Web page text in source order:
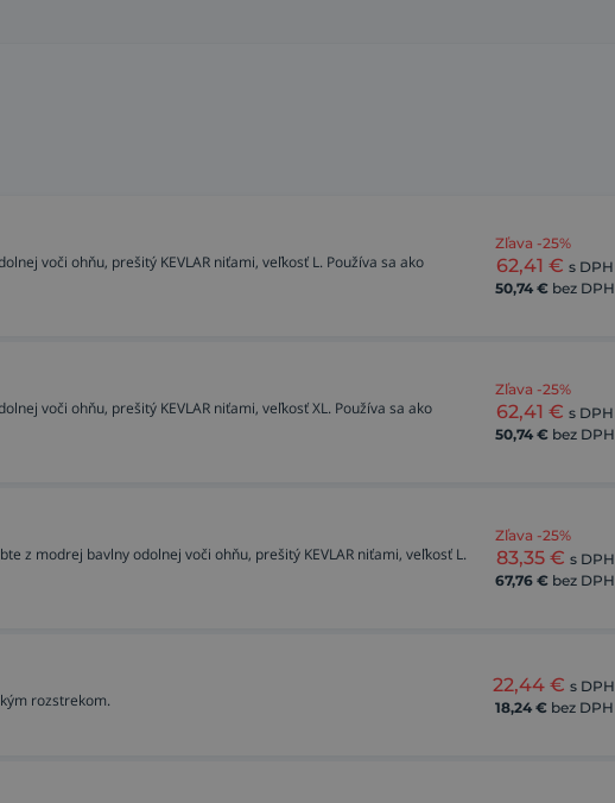
voči ohňu, prešitý KEVLAR niťami, veľkosť L. Používa sa ako
Zľava -25%
62,41 € s DPH
50,74 € bez DPH
voči ohňu, prešitý KEVLAR niťami, veľkosť XL. Používa sa ako
Zľava -25%
62,41 € s DPH
50,74 € bez DPH
z modrej bavlny odolnej voči ohňu, prešitý KEVLAR niťami, veľkosť L.
Zľava -25%
83,35 € s DPH
67,76 € bez DPH
rozstrekom.
22,44 € s DPH
18,24 € bez DPH